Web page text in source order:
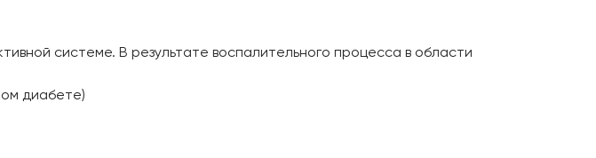
системе. В результате воспалительного процесса в области
диабете)